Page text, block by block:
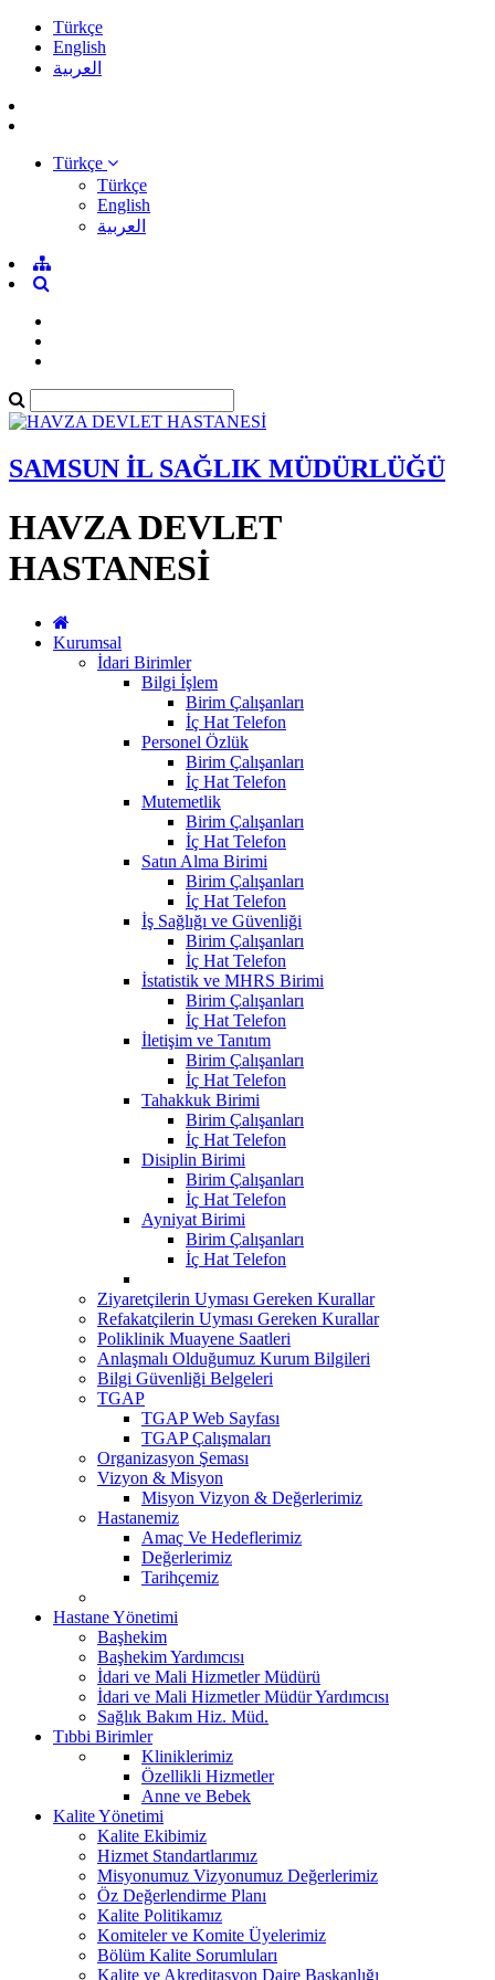
Türkçe
English
العربية
Türkçe
Türkçe
English
العربية
SAMSUN İL SAĞLIK MÜDÜRLÜĞÜ
HAVZA DEVLET
HASTANESİ
Kurumsal
İdari Birimler
Bilgi İşlem
Birim Çalışanları
İç Hat Telefon
Personel Özlük
Birim Çalışanları
İç Hat Telefon
Mutemetlik
Birim Çalışanları
İç Hat Telefon
Satın Alma Birimi
Birim Çalışanları
İç Hat Telefon
İş Sağlığı ve Güvenliği
Birim Çalışanları
İç Hat Telefon
İstatistik ve MHRS Birimi
Birim Çalışanları
İç Hat Telefon
İletişim ve Tanıtım
Birim Çalışanları
İç Hat Telefon
Tahakkuk Birimi
Birim Çalışanları
İç Hat Telefon
Disiplin Birimi
Birim Çalışanları
İç Hat Telefon
Ayniyat Birimi
Birim Çalışanları
İç Hat Telefon
Ziyaretçilerin Uyması Gereken Kurallar
Refakatçilerin Uyması Gereken Kurallar
Poliklinik Muayene Saatleri
Anlaşmalı Olduğumuz Kurum Bilgileri
Bilgi Güvenliği Belgeleri
TGAP
TGAP Web Sayfası
TGAP Çalışmaları
Organizasyon Şeması
Vizyon & Misyon
Misyon Vizyon & Değerlerimiz
Hastanemiz
Amaç Ve Hedeflerimiz
Değerlerimiz
Tarihçemiz
Hastane Yönetimi
Başhekim
Başhekim Yardımcısı
İdari ve Mali Hizmetler Müdürü
İdari ve Mali Hizmetler Müdür Yardımcısı
Sağlık Bakım Hiz. Müd.
Tıbbi Birimler
Kliniklerimiz
Özellikli Hizmetler
Anne ve Bebek
Kalite Yönetimi
Kalite Ekibimiz
Hizmet Standartlarımız
Misyonumuz Vizyonumuz Değerlerimiz
Öz Değerlendirme Planı
Kalite Politikamız
Komiteler ve Komite Üyelerimiz
Bölüm Kalite Sorumluları
Kalite ve Akreditasyon Daire Başkanlığı